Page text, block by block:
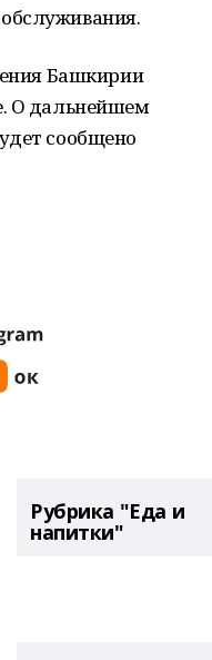
Башкирии
О дальнейшем
сообщено
Рубрика "Еда и
напитки"